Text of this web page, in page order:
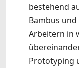
bestehend
Bambus
Arbeitern in
Prototyping